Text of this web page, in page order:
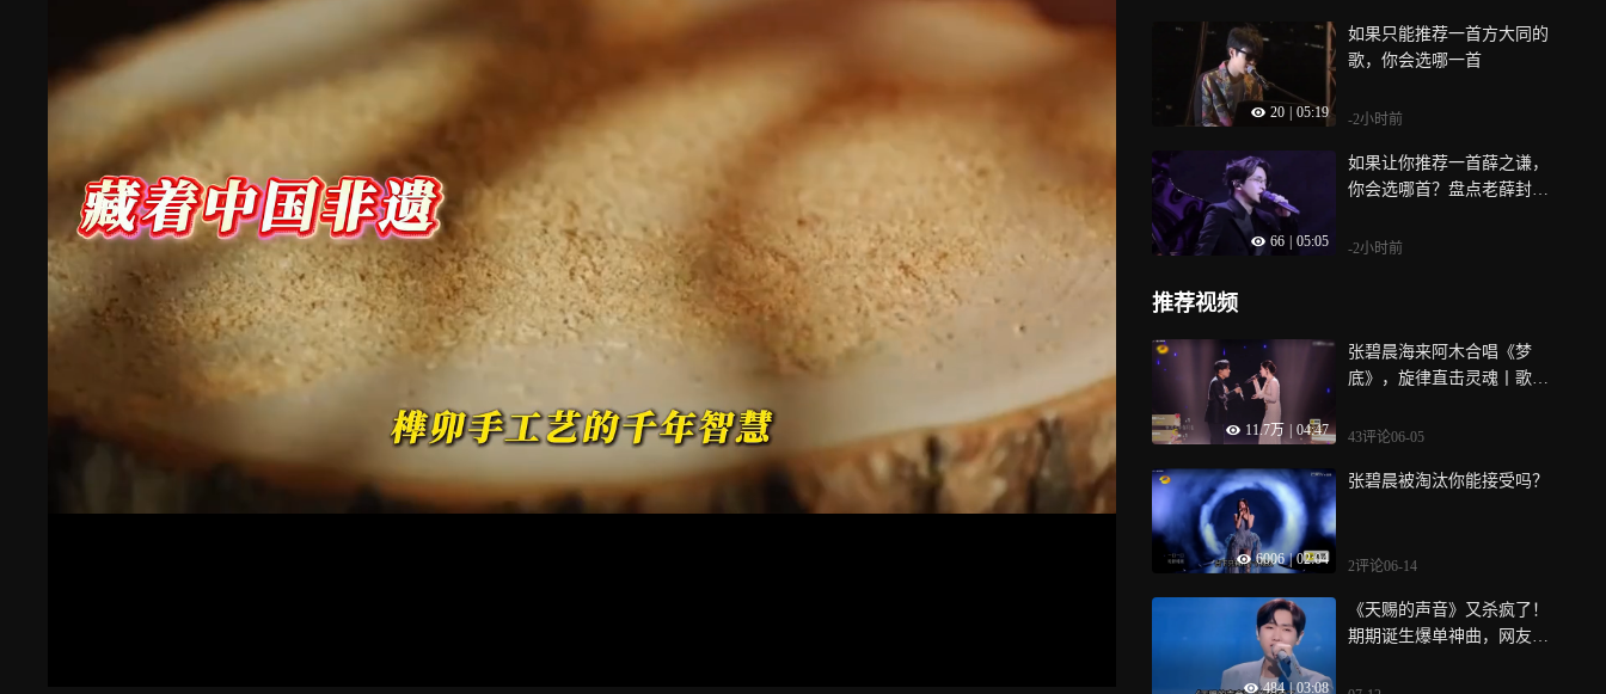
20 05:19
如果只能推荐一首方大同的
歌，你会选哪一首
-2小时前
66 05:05
如果让你推荐一首薛之谦，
你会选哪首？盘点老薛封神
-2小时前
推荐视频
11.7万 04:47
张碧晨海来阿木合唱《梦
底》，旋律直击灵魂丨歌手
43评论06-05
6006 | 02:04
张碧晨被淘汰你能接受吗？
2评论06-14
484 | 03:08
《天赐的声音》又杀疯了！
期期诞生爆单神曲，网友：